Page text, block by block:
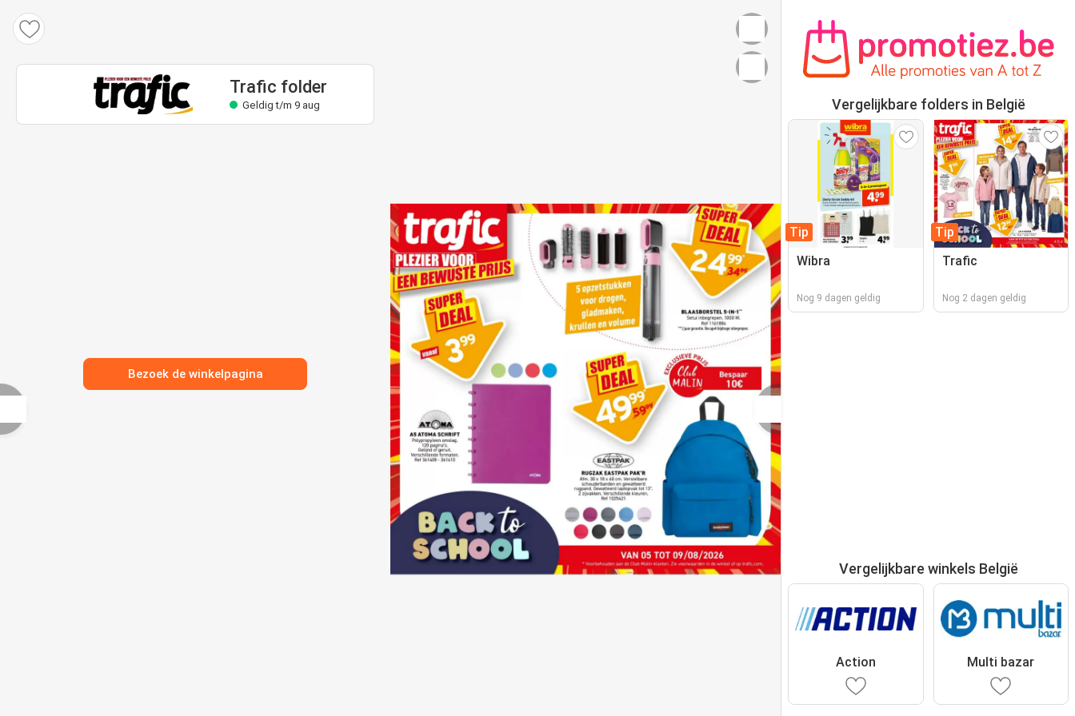
Trafic folder
Geldig t/m 9 aug
Bezoek de winkelpagina
Vergelijkbare folders in België
Tip
Wibra
Nog 9 dagen geldig
Tip
Trafic
Nog 2 dagen geldig
Vergelijkbare winkels België
Action Multi bazar